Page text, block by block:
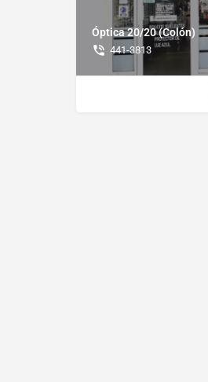
Óptica 20/20 (Colón)
441-3813